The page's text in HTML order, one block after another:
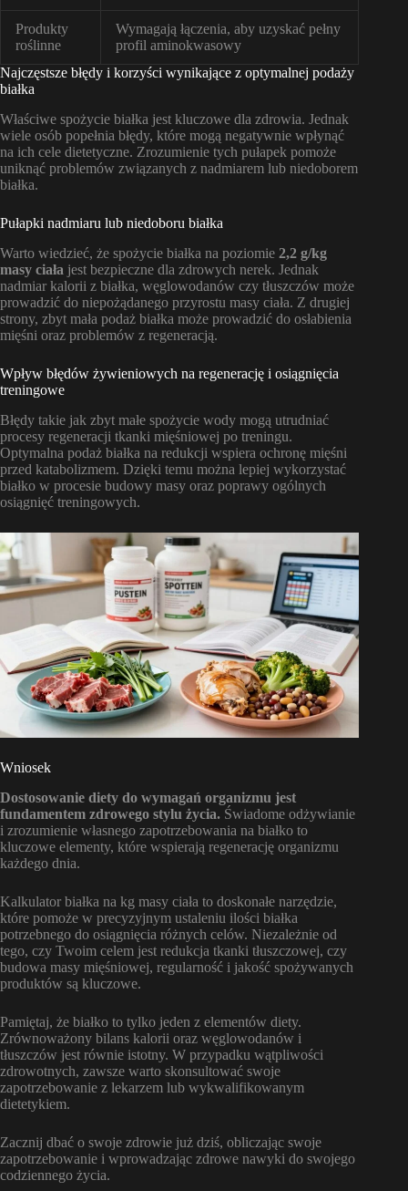
Produkty
roślinne
Wymagają łączenia, aby uzyskać pełny
profil aminokwasowy
Najczęstsze błędy i korzyści wynikające z optymalnej podaży
białka
Właściwe spożycie białka jest kluczowe dla zdrowia. Jednak
wiele osób popełnia błędy, które mogą negatywnie wpłynąć
na ich cele dietetyczne. Zrozumienie tych pułapek pomoże
uniknąć problemów związanych z nadmiarem lub niedoborem
białka.
Pułapki nadmiaru lub niedoboru białka
Warto wiedzieć, że spożycie białka na poziomie 2,2 g/kg
masy ciała jest bezpieczne dla zdrowych nerek. Jednak
nadmiar kalorii z białka, węglowodanów czy tłuszczów może
prowadzić do niepożądanego przyrostu masy ciała. Z drugiej
strony, zbyt mała podaż białka może prowadzić do osłabienia
mięśni oraz problemów z regeneracją.
Wpływ błędów żywieniowych na regenerację i osiągnięcia
treningowe
Błędy takie jak zbyt małe spożycie wody mogą utrudniać
procesy regeneracji tkanki mięśniowej po treningu.
Optymalna podaż białka na redukcji wspiera ochronę mięśni
przed katabolizmem. Dzięki temu można lepiej wykorzystać
białko w procesie budowy masy oraz poprawy ogólnych
osiągnięć treningowych.
Wniosek
Dostosowanie diety do wymagań organizmu jest
fundamentem zdrowego stylu życia. Świadome odżywianie
i zrozumienie własnego zapotrzebowania na białko to
kluczowe elementy, które wspierają regenerację organizmu
każdego dnia.
Kalkulator białka na kg masy ciała to doskonałe narzędzie,
które pomoże w precyzyjnym ustaleniu ilości białka
potrzebnego do osiągnięcia różnych celów. Niezależnie od
tego, czy Twoim celem jest redukcja tkanki tłuszczowej, czy
budowa masy mięśniowej, regularność i jakość spożywanych
produktów są kluczowe.
Pamiętaj, że białko to tylko jeden z elementów diety.
Zrównoważony bilans kalorii oraz węglowodanów i
tłuszczów jest równie istotny. W przypadku wątpliwości
zdrowotnych, zawsze warto skonsultować swoje
zapotrzebowanie z lekarzem lub wykwalifikowanym
dietetykiem.
Zacznij dbać o swoje zdrowie już dziś, obliczając swoje
zapotrzebowanie i wprowadzając zdrowe nawyki do swojego
codziennego życia.